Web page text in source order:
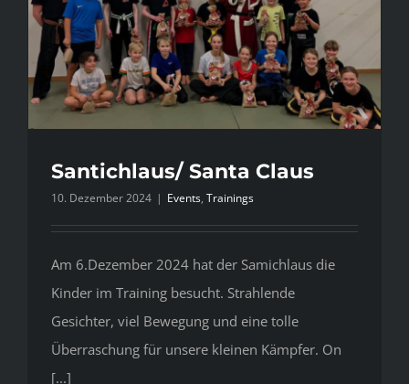
Santichlaus/ Santa Claus
10. Dezember 2024 | Events, Trainings
Am 6.Dezember 2024 hat der Samichlaus die
Kinder im Training besucht. Strahlende
Gesichter, viel Bewegung und eine tolle
Überraschung für unsere kleinen Kämpfer. On
[...]